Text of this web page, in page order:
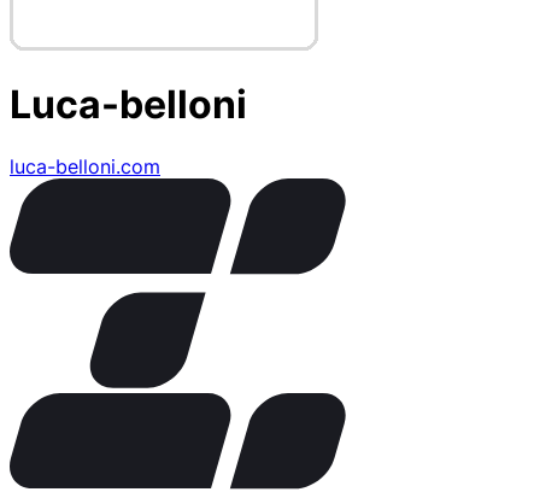
Luca-belloni
luca-belloni.com